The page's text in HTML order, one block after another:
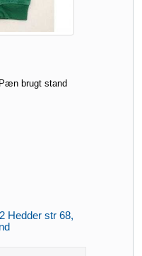
brugt stand
Hedder str 68,